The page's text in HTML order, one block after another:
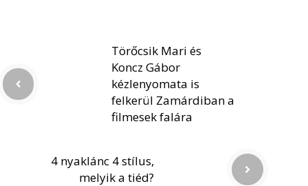
Törőcsik Mari és
Koncz Gábor
kézlenyomata is
felkerül Zamárdiban a
filmesek falára
4 nyaklánc 4 stílus,
melyik a tiéd?